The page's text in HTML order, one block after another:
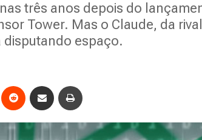
três anos depois do
Tower. Mas o Claude, da
disputando espaço.
Linkedin Reddit Compartilhar via e-mail